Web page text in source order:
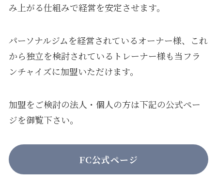
み上がる仕組みで経営を安定させます。
パーソナルジムを経営されているオーナー様、これ
から独立を検討されているトレーナー様も当フラ
ンチャイズに加盟いただけます。
加盟をご検討の法人・個人の方は下記の公式ペー
ジを御覧下さい。
FC公式ページ